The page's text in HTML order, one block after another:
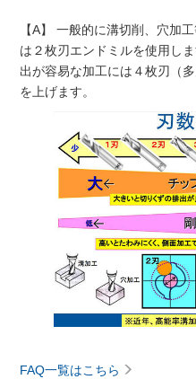
【A】 一般的に溝切削、穴加
は２枚刃エンドミルを使用し
出が容易な加工には４枚刃（
を上げます。
FAQ一覧はこちら